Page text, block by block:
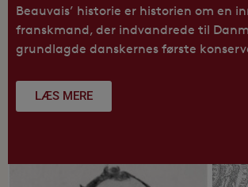
Beauvais’ historie er historien om en
franskmand, der indvandrede til
grundlagde danskernes første
LÆS MERE